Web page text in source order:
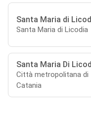
Santa Maria di
Santa Maria di Licodia
Santa Maria Di Licod
Città metropolitana di
Catania